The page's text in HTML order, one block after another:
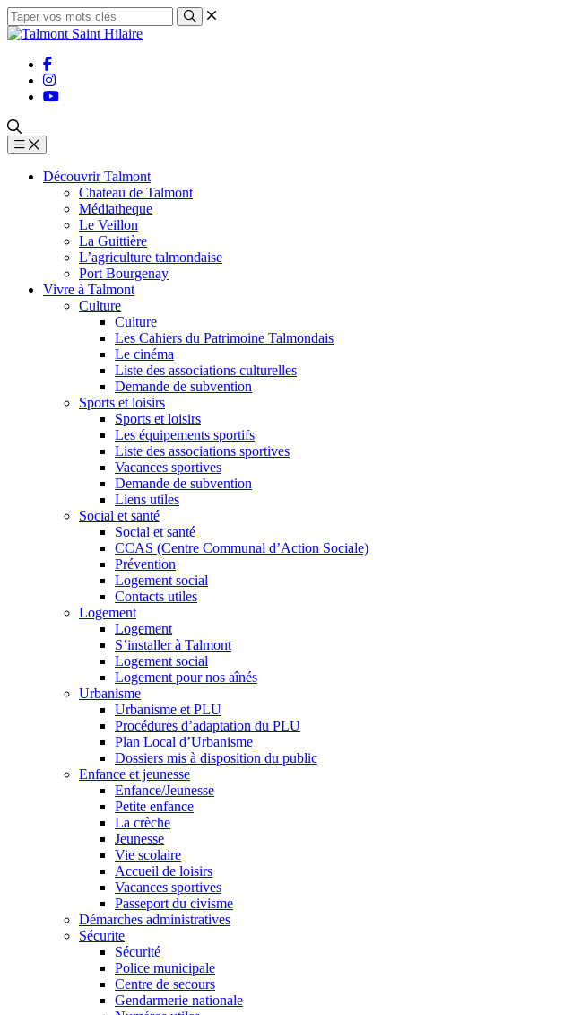
Découvrir Talmont
Chateau de Talmont
Médiatheque
Le Veillon
La Guittière
L’agriculture talmondaise
Port Bourgenay
Vivre à Talmont
Culture
Culture
Les Cahiers du Patrimoine Talmondais
Le cinéma
Liste des associations culturelles
Demande de subvention
Sports et loisirs
Sports et loisirs
Les équipements sportifs
Liste des associations sportives
Vacances sportives
Demande de subvention
Liens utiles
Social et santé
Social et santé
CCAS (Centre Communal d’Action Sociale)
Prévention
Logement social
Contacts utiles
Logement
Logement
S’installer à Talmont
Logement social
Logement pour nos aînés
Urbanisme
Urbanisme et PLU
Procédures d’adaptation du PLU
Plan Local d’Urbanisme
Dossiers mis à disposition du public
Enfance et jeunesse
Enfance/Jeunesse
Petite enfance
La crèche
Jeunesse
Vie scolaire
Accueil de loisirs
Vacances sportives
Passeport du civisme
Démarches administratives
Sécurite
Sécurité
Police municipale
Centre de secours
Gendarmerie nationale